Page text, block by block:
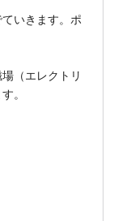
いきます。ポ
（エレクトリ
。